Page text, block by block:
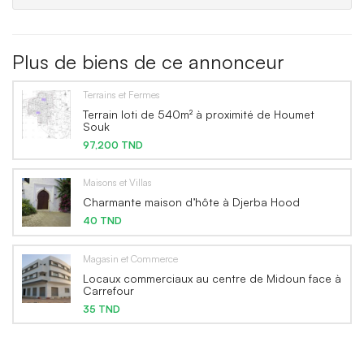
Plus de biens de ce annonceur
Terrains et Fermes
Terrain loti de 540m² à proximité de Houmet
Souk
97,200 TND
Maisons et Villas
Charmante maison d’hôte à Djerba Hood
40 TND
Magasin et Commerce
Locaux commerciaux au centre de Midoun face à
Carrefour
35 TND